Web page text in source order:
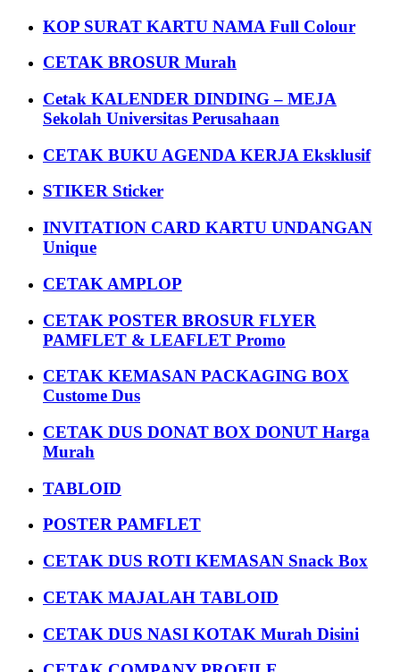
KOP SURAT KARTU NAMA Full Colour
CETAK BROSUR Murah
Cetak KALENDER DINDING – MEJA
Sekolah Universitas Perusahaan
CETAK BUKU AGENDA KERJA Eksklusif
STIKER Sticker
INVITATION CARD KARTU UNDANGAN
Unique
CETAK AMPLOP
CETAK POSTER BROSUR FLYER
PAMFLET & LEAFLET Promo
CETAK KEMASAN PACKAGING BOX
Custome Dus
CETAK DUS DONAT BOX DONUT Harga
Murah
TABLOID
POSTER PAMFLET
CETAK DUS ROTI KEMASAN Snack Box
CETAK MAJALAH TABLOID
CETAK DUS NASI KOTAK Murah Disini